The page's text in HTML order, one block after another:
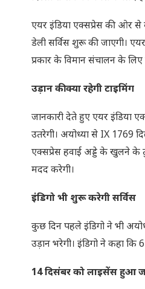
एयर इंडिया एक्‍सप्रेस की ओर से
डेली सर्विस शुरू की जाएगी।
प्रकार के विमान संचालन के
उड़ान की क्‍या रहेगी टाइमिंग
जानकारी देते हुए एयर इंडिया
उतरेगी। अयोध्या से IX 1769
एक्‍सप्रेस हवाई अड्डे के खुलने के
मदद करेगी।
इंडिगो भी शुरू करेगी सर्विस
कुछ दिन पहले इंडिगो ने भी
उड़ान भरेगी। इंडिगो ने कहा
14 दिसंबर को लाइसेंस हुआ